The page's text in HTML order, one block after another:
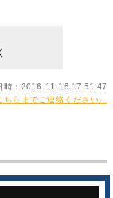
時：2016-11-16 17:51:47
ちらまでご連絡ください。